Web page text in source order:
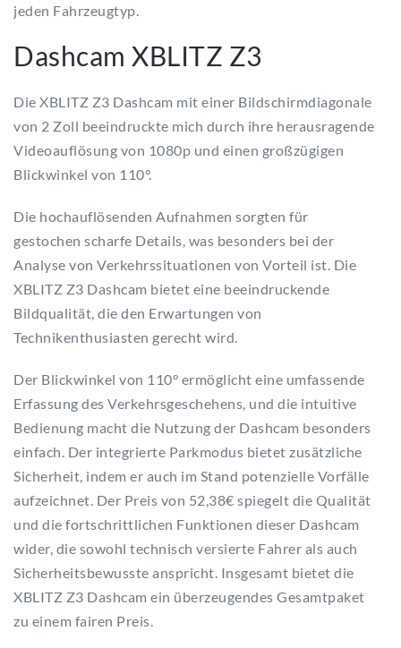
jeden Fahrzeugtyp.
Dashcam XBLITZ Z3
Die XBLITZ Z3 Dashcam mit einer Bildschirmdiagonale
von 2 Zoll beeindruckte mich durch ihre herausragende
Videoauflösung von 1080p und einen großzügigen
Blickwinkel von 110°.
Die hochauflösenden Aufnahmen sorgten für
gestochen scharfe Details, was besonders bei der
Analyse von Verkehrssituationen von Vorteil ist. Die
XBLITZ Z3 Dashcam bietet eine beeindruckende
Bildqualität, die den Erwartungen von
Technikenthusiasten gerecht wird.
Der Blickwinkel von 110° ermöglicht eine umfassende
Erfassung des Verkehrsgeschehens, und die intuitive
Bedienung macht die Nutzung der Dashcam besonders
einfach. Der integrierte Parkmodus bietet zusätzliche
Sicherheit, indem er auch im Stand potenzielle Vorfälle
aufzeichnet. Der Preis von 52,38€ spiegelt die Qualität
und die fortschrittlichen Funktionen dieser Dashcam
wider, die sowohl technisch versierte Fahrer als auch
Sicherheitsbewusste anspricht. Insgesamt bietet die
XBLITZ Z3 Dashcam ein überzeugendes Gesamtpaket
zu einem fairen Preis.